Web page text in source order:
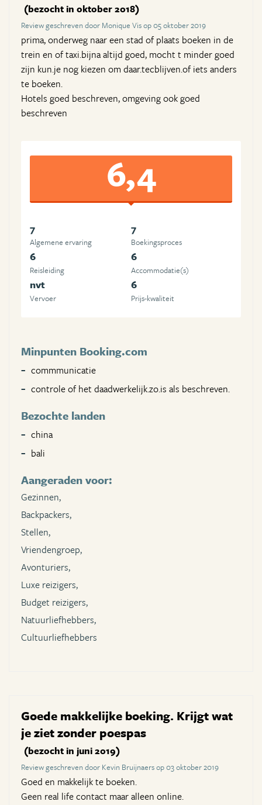
(bezocht in oktober 2018)
Review geschreven door Monique Vis op 05 oktober 2019
prima, onderweg naar een stad of plaats boeken in de
trein en of taxi.bijna altijd goed, mocht t minder goed
zijn kun.je nog kiezen om daar.tecblijven.of iets anders
te boeken.
Hotels goed beschreven, omgeving ook goed
beschreven
6,4
7
Algemene ervaring
7
Boekingsproces
6
Reisleiding
6
Accommodatie(s)
nvt
Vervoer
6
Prijs-kwaliteit
Minpunten Booking.com
commmunicatie
controle of het daadwerkelijk.zo.is als beschreven.
Bezochte landen
china
bali
Aangeraden voor:
Gezinnen,
Backpackers,
Stellen,
Vriendengroep,
Avonturiers,
Luxe reizigers,
Budget reizigers,
Natuurliefhebbers,
Cultuurliefhebbers
Goede makkelijke boeking. Krijgt wat
je ziet zonder poespas
(bezocht in juni 2019)
Review geschreven door Kevin Bruijnaers op 03 oktober 2019
Goed en makkelijk te boeken.
Geen real life contact maar alleen online.